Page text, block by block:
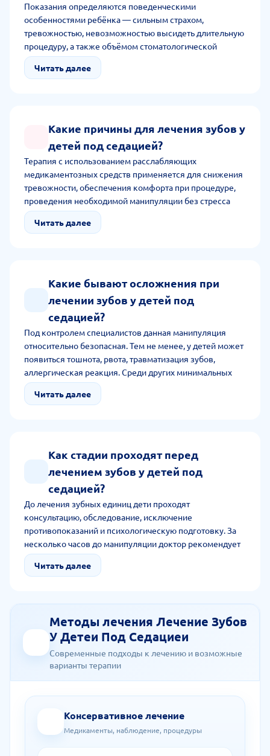
Показания определяются поведенческими
особенностями ребёнка — сильным страхом,
тревожностью, невозможностью высидеть длительную
процедуру, а также объёмом стоматологической
патологии (множественный кариес).
Читать далее
Какие причины для лечения зубов у
детей под седацией?
Терапия с использованием расслабляющих
медикаментозных средств применяется для снижения
тревожности, обеспечения комфорта при процедуре,
проведения необходимой манипуляции без стресса
для человека. Седация является щадящей методикой,
по сравнению с классическим наркозом, поскольку
Читать далее
Какие бывают осложнения при
лечении зубов у детей под
седацией?
Под контролем специалистов данная манипуляция
относительно безопасная. Тем не менее, у детей может
появиться тошнота, рвота, травматизация зубов,
аллергическая реакция. Среди других минимальных
осложнений можно выделить послеоперационную
дезориентацию.
Читать далее
Как стадии проходят перед
лечением зубов у детей под
седацией?
До лечения зубных единиц дети проходят
консультацию, обследование, исключение
противопоказаний и психологическую подготовку. За
несколько часов до манипуляции доктор рекомендует
не принимать пищу, выбирать подходящее время
визита.
Читать далее
Методы лечения Лечение Зубов
У Детеи Под Седациеи
Современные подходы к лечению и возможные
варианты терапии
Консервативное лечение
Медикаменты, наблюдение, процедуры